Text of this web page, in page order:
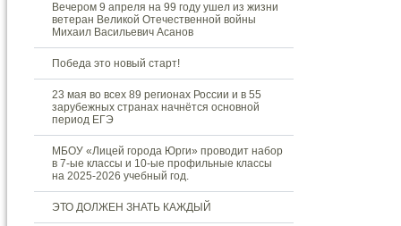
Вечером 9 апреля на 99 году ушел из жизни
ветеран Великой Отечественной войны
Михаил Васильевич Асанов
Победа это новый старт!
23 мая во всех 89 регионах России и в 55
зарубежных странах начнётся основной
период ЕГЭ
МБОУ «Лицей города Юрги» проводит набор
в 7-ые классы и 10-ые профильные классы
на 2025-2026 учебный год.
ЭТО ДОЛЖЕН ЗНАТЬ КАЖДЫЙ